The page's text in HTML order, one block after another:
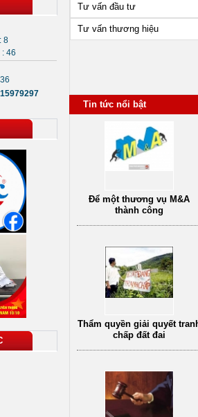
8
46
15979297
Tư vấn đầu tư
Tư vấn thương hiệu
Tin tức nổi bật
Để một thương vụ M&A
thành công
Thẩm quyền giải quyết
chấp đất đai